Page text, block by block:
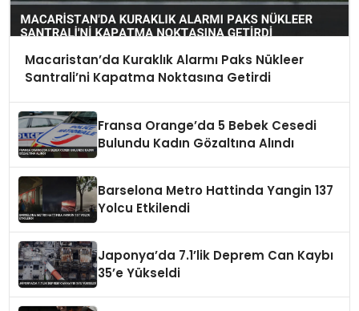
Macaristan’da Kuraklık Alarmı Paks Nükleer
Santrali’ni Kapatma Noktasına Getirdi
Fransa Orange’da 5 Bebek Cesedi
Bulundu Kadın Gözaltına Alındı
Barselona Metro Hattinda Yangin 137
Yolcu Etkilendi
Japonya’da 7.1’lik Deprem Can Kaybı
35’e Yükseldi